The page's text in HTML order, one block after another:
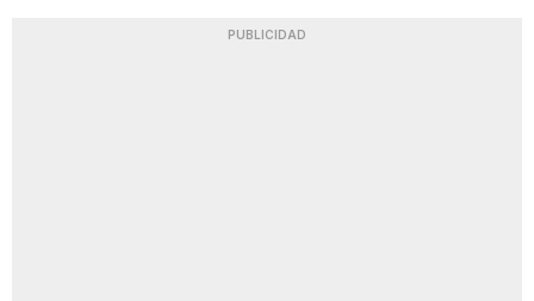
PUBLICIDAD